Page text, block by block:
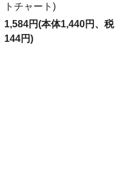
トチャート)
1,584円(本体1,440円、税
144円)